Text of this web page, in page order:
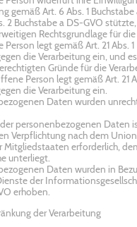
gemäß Art. 6 Abs. 1 Buchstabe
2 Buchstabe a DS-GVO
Rechtsgrundlage für die
legt gemäß Art. 21 Abs. 1
die Verarbeitung ein, und
Gründe für die
Person legt gemäß Art. 21
die Verarbeitung ein.
Daten wurden
personenbezogenen Daten
Verpflichtung nach dem
Mitgliedstaaten erforderlich,
unterliegt.
Daten wurden in
der
erhoben.
der Verarbeitung